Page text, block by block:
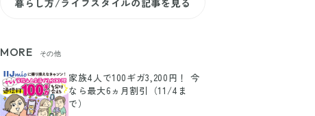
暮らし方/ライフスタイルの記事を見る
MORE その他
家族4人で100ギガ3,200円！ 今
なら最大6ヵ月割引（11/4ま
で）